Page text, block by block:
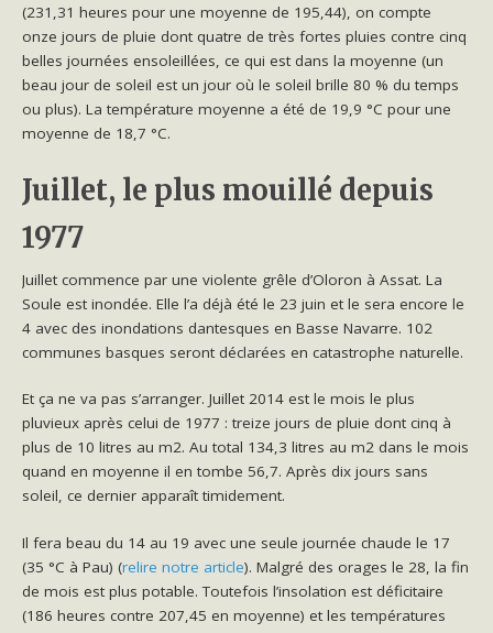
(231,31 heures pour une moyenne de 195,44), on compte
onze jours de pluie dont quatre de très fortes pluies contre cinq
belles journées ensoleillées, ce qui est dans la moyenne (un
beau jour de soleil est un jour où le soleil brille 80 % du temps
ou plus). La température moyenne a été de 19,9 °C pour une
moyenne de 18,7 °C.
Juillet, le plus mouillé depuis
1977
Juillet commence par une violente grêle d’Oloron à Assat. La
Soule est inondée. Elle l’a déjà été le 23 juin et le sera encore le
4 avec des inondations dantesques en Basse Navarre. 102
communes basques seront déclarées en catastrophe naturelle.
Et ça ne va pas s’arranger. Juillet 2014 est le mois le plus
pluvieux après celui de 1977 : treize jours de pluie dont cinq à
plus de 10 litres au m2. Au total 134,3 litres au m2 dans le mois
quand en moyenne il en tombe 56,7. Après dix jours sans
soleil, ce dernier apparaît timidement.
Il fera beau du 14 au 19 avec une seule journée chaude le 17
(35 °C à Pau) (relire notre article). Malgré des orages le 28, la fin
de mois est plus potable. Toutefois l’insolation est déficitaire
(186 heures contre 207,45 en moyenne) et les températures